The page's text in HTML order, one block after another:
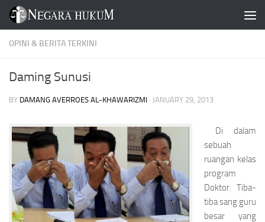
Skip to content
OPINI & BERITA TERKINI
Daming Sunusi
BY DAMANG AVERROES AL-KHAWARIZMI · JANUARY 29, 2013
Di dalam
sebuah
ruangan kelas
program
Doktor. Tiba-
tiba sang guru
besar yang